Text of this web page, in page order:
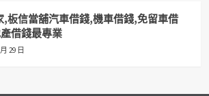
,板信當舖汽車借錢,機車借錢,免留車借
借錢最專業
29 日